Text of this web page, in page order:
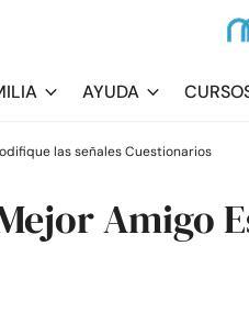
AYUDA
las señales Cuestionarios
Amigo